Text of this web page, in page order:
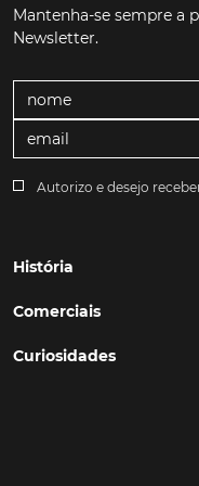
Mantenha-se sempre a
Newsletter.
Autorizo e desejo
História
Comerciais
Curiosidades